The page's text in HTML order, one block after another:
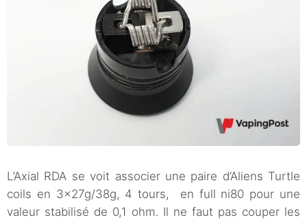
L’Axial RDA se voit associer une paire d’Aliens Turtle
coils en 3x27g/38g, 4 tours, en full ni80 pour une
valeur stabilisé de 0,1 ohm. Il ne faut pas couper les